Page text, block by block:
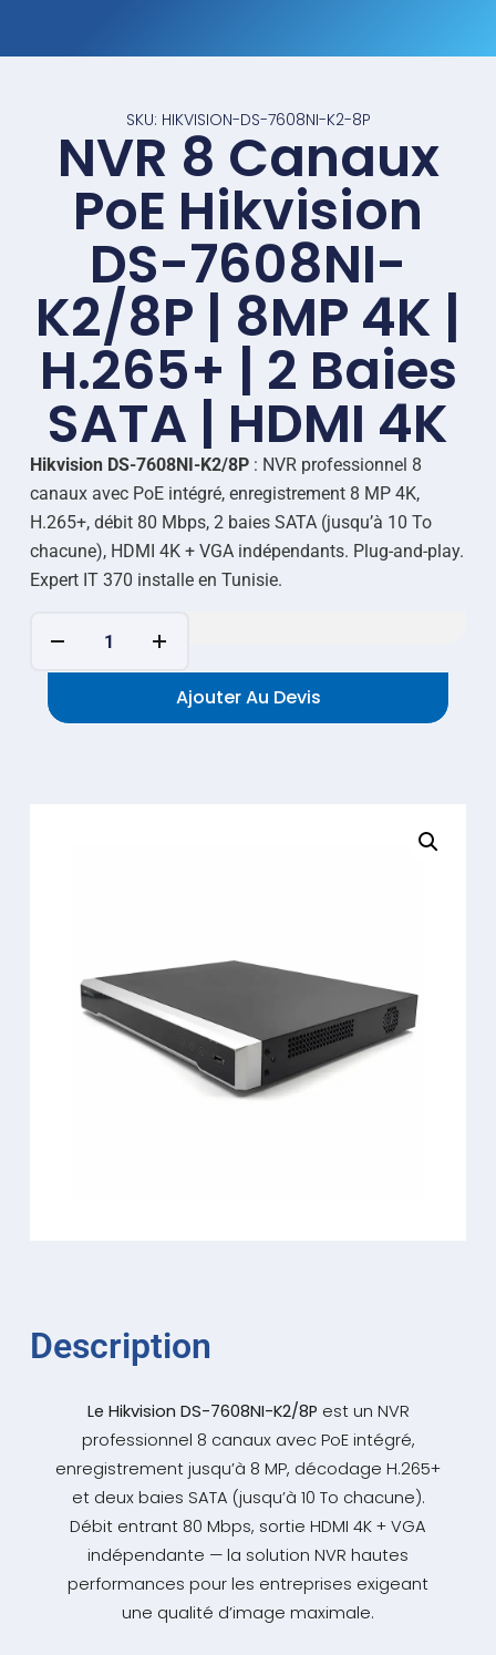
SKU: HIKVISION-DS-7608NI-K2-8P
NVR 8 Canaux
PoE Hikvision
DS-7608NI-
K2/8P | 8MP 4K |
H.265+ | 2 Baies
SATA | HDMI 4K
Hikvision DS-7608NI-K2/8P: NVR professionnel 8
canaux avec PoE intégré, enregistrement 8 MP 4K,
H.265+, débit 80 Mbps, 2 baies SATA (jusqu’à 10 To
chacune), HDMI 4K + VGA indépendants. Plug-and-play.
Expert IT 370 installe en Tunisie.
Ajouter Au Devis
Description
Le Hikvision DS-7608NI-K2/8P est un NVR
professionnel 8 canaux avec PoE intégré,
enregistrement jusqu’à 8 MP, décodage H.265+
et deux baies SATA (jusqu’à 10 To chacune).
Débit entrant 80 Mbps, sortie HDMI 4K + VGA
indépendante — la solution NVR hautes
performances pour les entreprises exigeant
une qualité d’image maximale.